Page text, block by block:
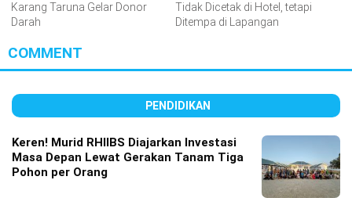
Karang Taruna Gelar Donor
Darah
Tidak Dicetak di Hotel, tetapi
Ditempa di Lapangan
COMMENT
PENDIDIKAN
Keren! Murid RHIIBS Diajarkan Investasi
Masa Depan Lewat Gerakan Tanam Tiga
Pohon per Orang